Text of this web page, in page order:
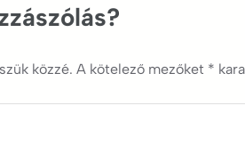
közzé. A kötelező mezőket *